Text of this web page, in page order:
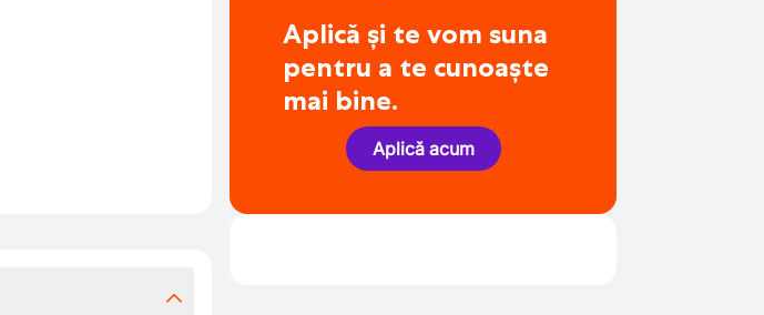
Aplică și te vom suna
pentru a te cunoaște
mai bine.
Aplică acum